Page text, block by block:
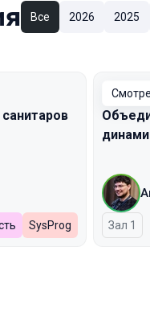
Все 2026 2025
SysProg Зал 1